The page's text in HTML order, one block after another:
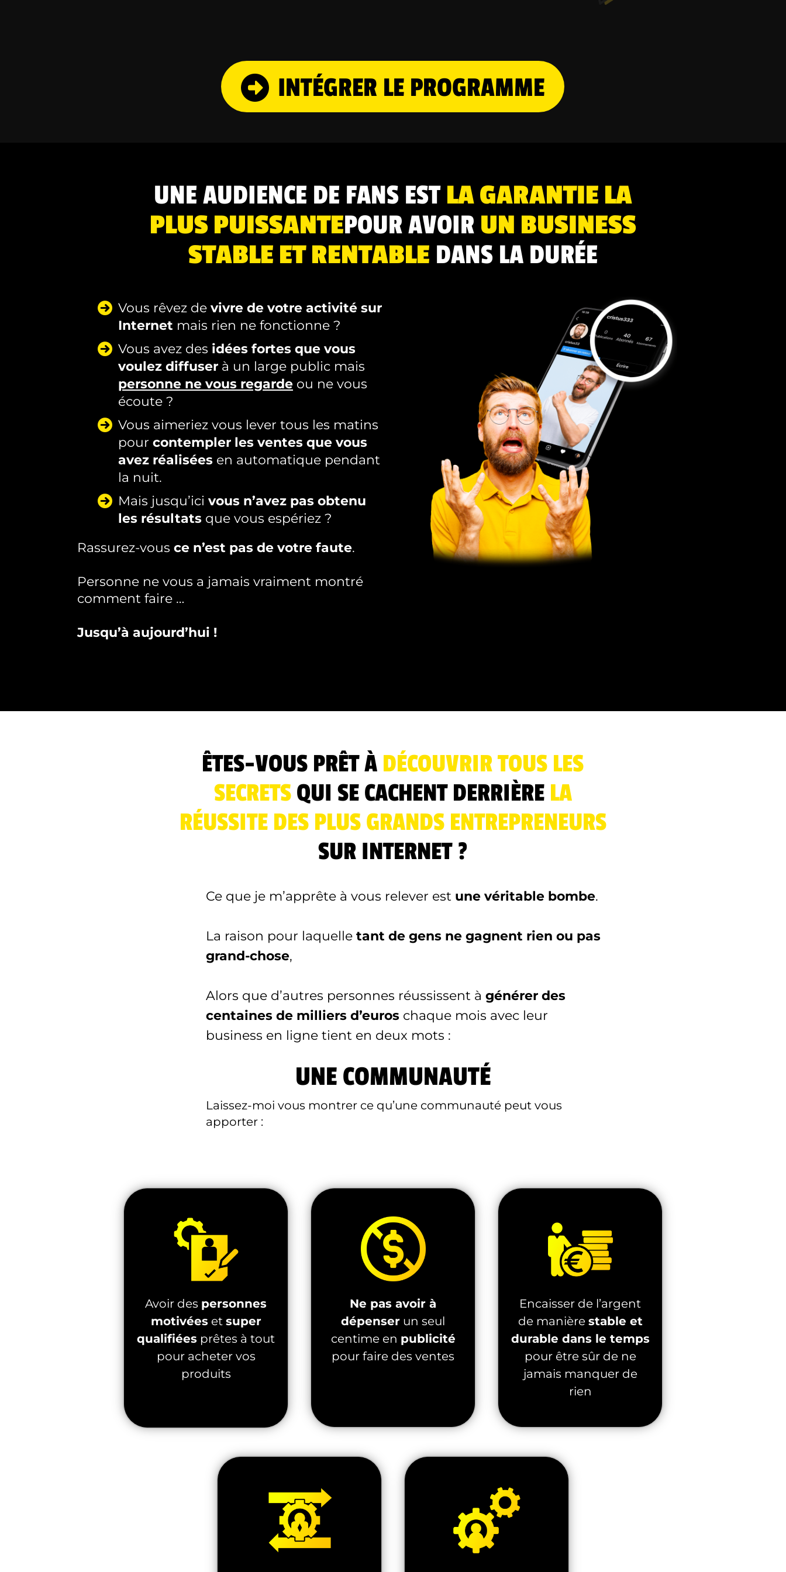
INTÉGRER LE PROGRAMME
UNE AUDIENCE DE FANS EST LA GARANTIE LA
PLUS PUISSANTEPOUR AVOIR UN BUSINESS
STABLE ET RENTABLE DANS LA DURÉE
Vous rêvez de vivre de votre activité sur
Internet mais rien ne fonctionne ?
Vous avez des idées fortes que vous
voulez diffuser à un large public mais
personne ne vous regarde ou ne vous
écoute ?
Vous aimeriez vous lever tous les matins
pour contempler les ventes que vous
avez réalisées en automatique pendant
la nuit.
Mais jusqu’ici vous n’avez pas obtenu
les résultats que vous espériez ?
Rassurez-vous ce n’est pas de votre faute.
Personne ne vous a jamais vraiment montré
comment faire …
Jusqu’à aujourd’hui !
ÊTES-VOUS PRÊT À DÉCOUVRIR TOUS LES
SECRETSQUI SE CACHENT DERRIÈRE LA
RÉUSSITE DES PLUS GRANDS ENTREPRENEURS
SUR INTERNET ?
Ce que je m’apprête à vous relever est une véritable bombe.
La raison pour laquelle tant de gens ne gagnent rien ou pas
grand-chose,
Alors que d’autres personnes réussissent à générer des
centaines de milliers d’euros chaque mois avec leur
business en ligne tient en deux mots :
UNE COMMUNAUTÉ
Laissez-moi vous montrer ce qu’une communauté peut vous
apporter :
Avoir des personnes
motivéeset super
qualifiées prêtes à tout
pour acheter vos
produits
Ne pas avoir à
dépenser un seul
centime en publicité
pour faire des ventes
Encaisser de l’argent
de manière stable et
durable dans le temps
pour être sûr de ne
jamais manquer de
rien